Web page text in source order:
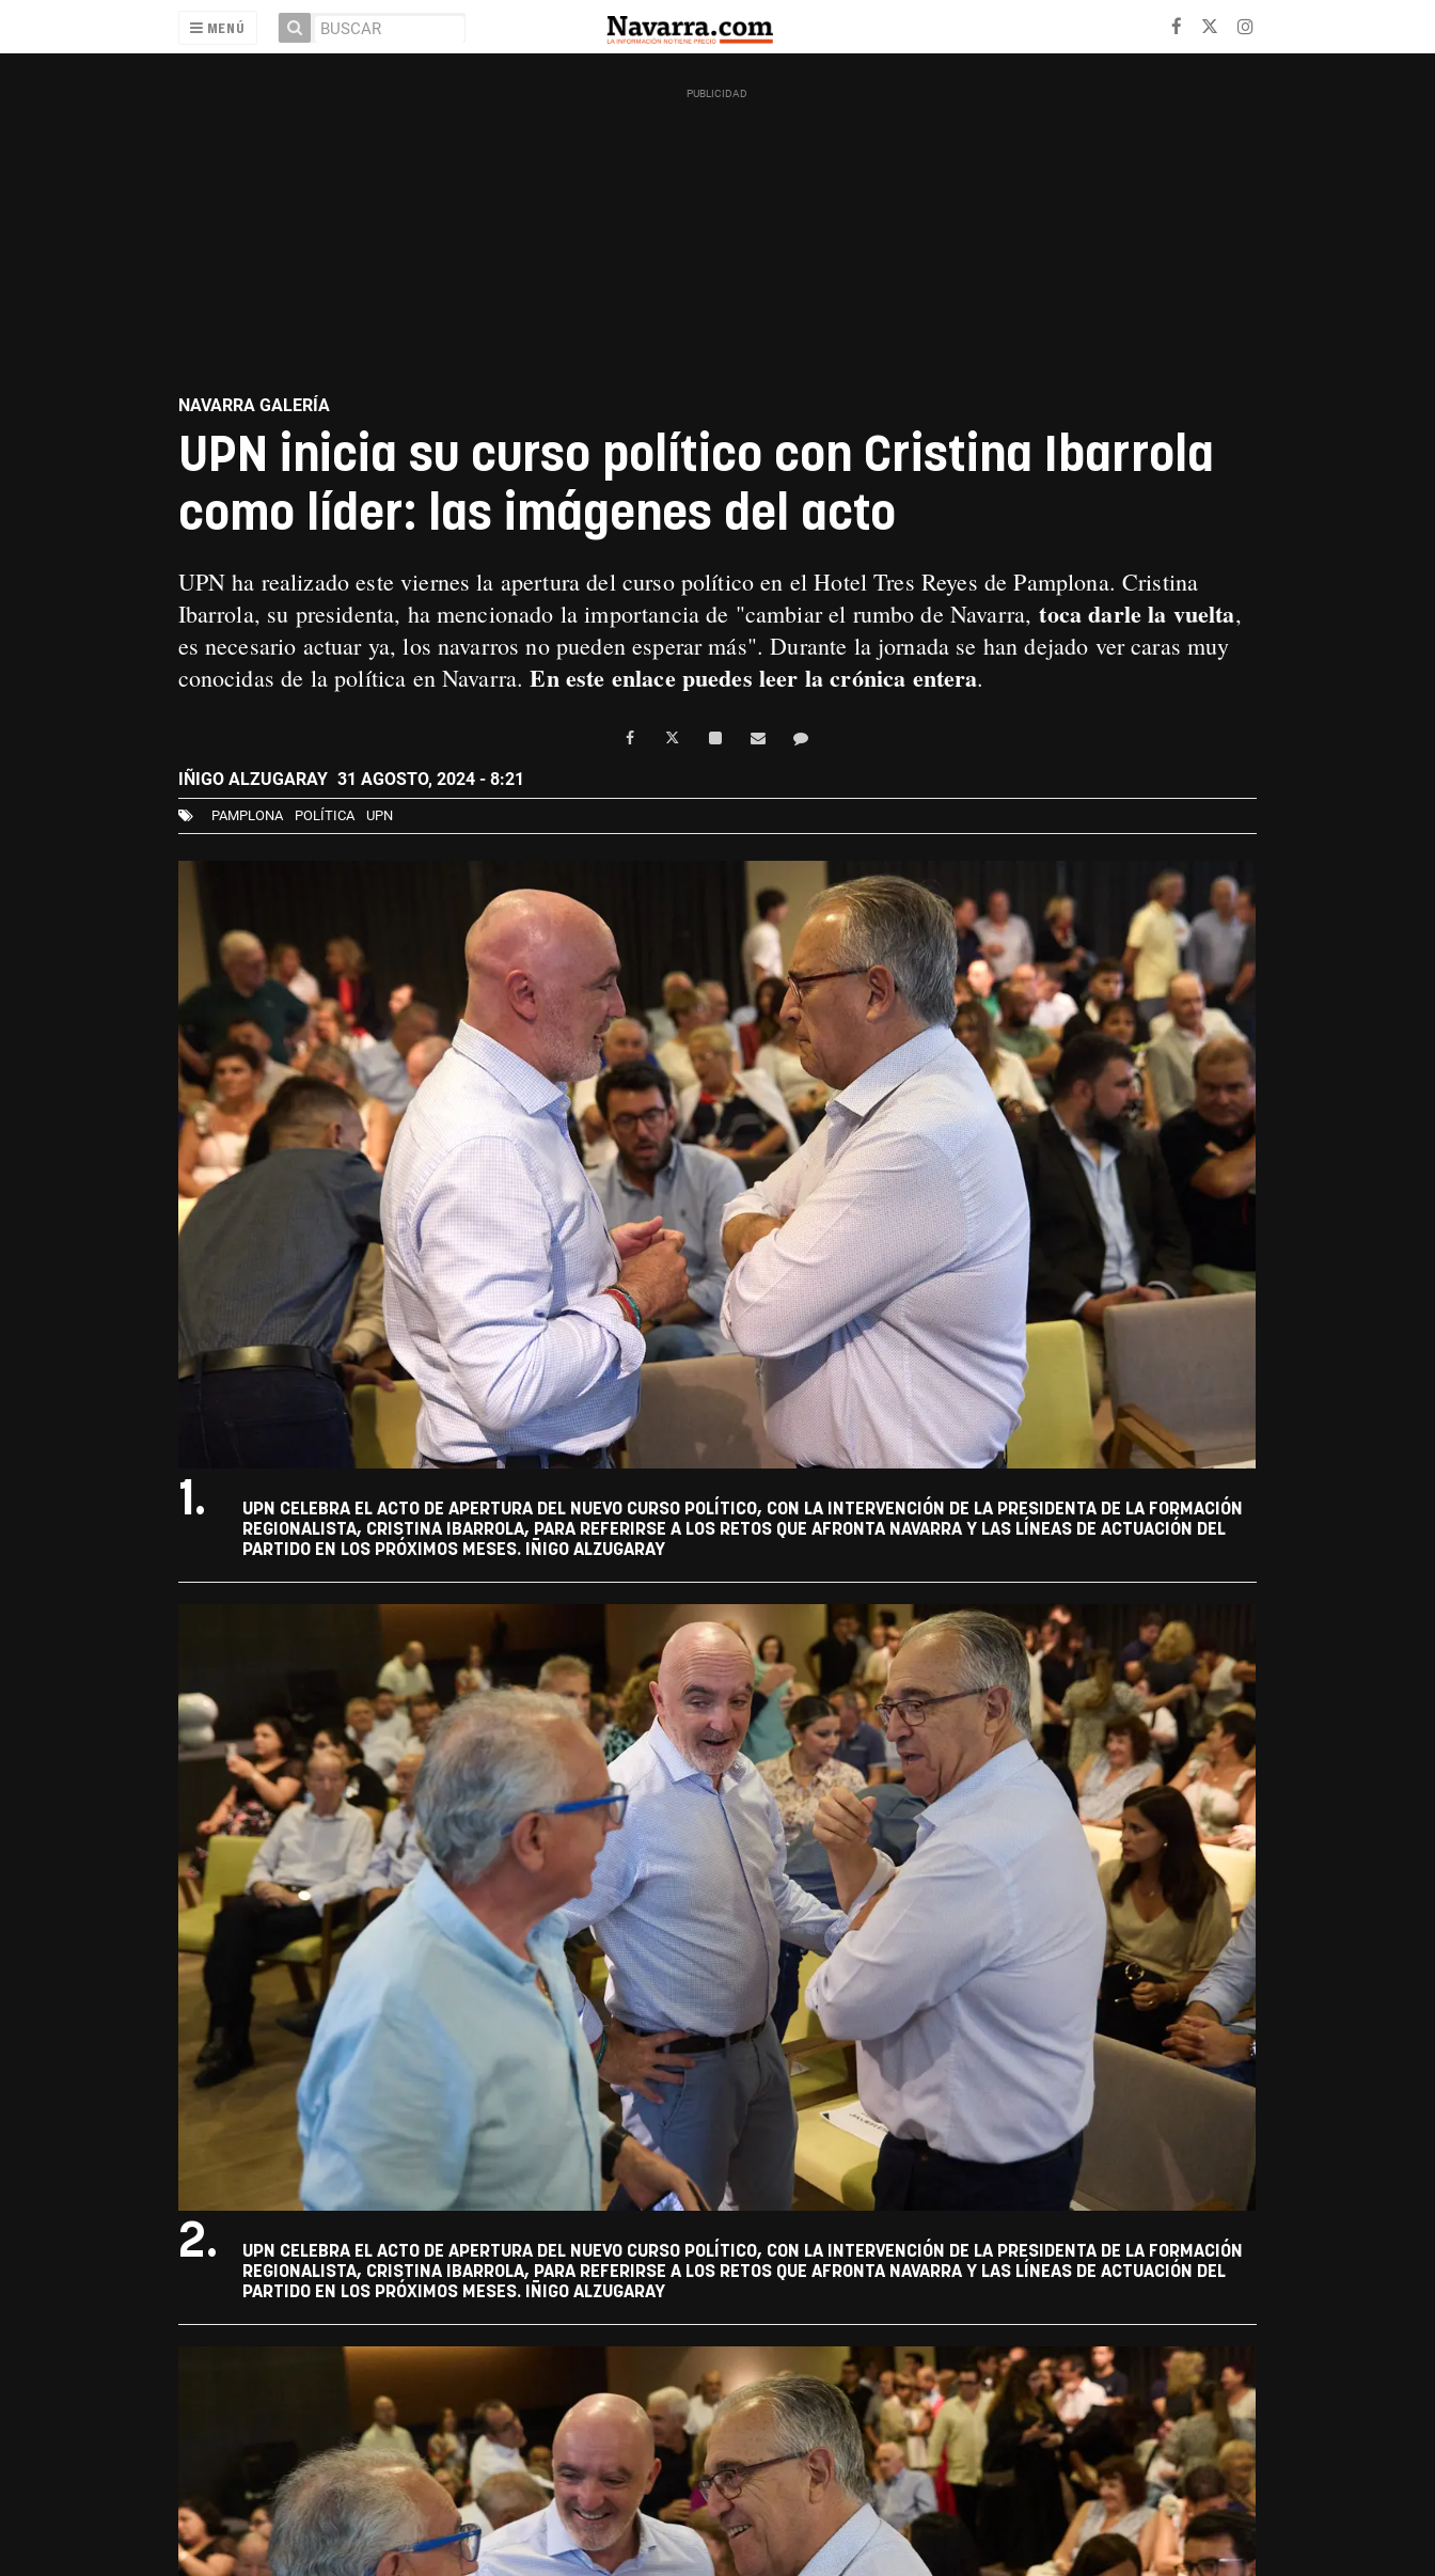
MENÚ
NAVARRA GALERÍA
UPN inicia su curso político con Cristina Ibarrola
como líder: las imágenes del acto
UPN ha realizado este viernes la apertura del curso político en el Hotel Tres Reyes de Pamplona. Cristina
Ibarrola, su presidenta, ha mencionado la importancia de "cambiar el rumbo de Navarra, toca darle la vuelta,
es necesario actuar ya, los navarros no pueden esperar más". Durante la jornada se han dejado ver caras muy
conocidas de la política en Navarra.En este enlace puedes leer la crónica entera.
IÑIGO ALZUGARAY 31 AGOSTO, 2024 - 8:21
PAMPLONA POLÍTICA UPN
1.
UPN CELEBRA EL ACTO DE APERTURA DEL NUEVO CURSO POLÍTICO, CON LA INTERVENCIÓN DE LA PRESIDENTA DE LA FORMACIÓN
REGIONALISTA, CRISTINA IBARROLA, PARA REFERIRSE A LOS RETOS QUE AFRONTA NAVARRA Y LAS LÍNEAS DE ACTUACIÓN DEL
PARTIDO EN LOS PRÓXIMOS MESES. IÑIGO ALZUGARAY
2.
UPN CELEBRA EL ACTO DE APERTURA DEL NUEVO CURSO POLÍTICO, CON LA INTERVENCIÓN DE LA PRESIDENTA DE LA FORMACIÓN
REGIONALISTA, CRISTINA IBARROLA, PARA REFERIRSE A LOS RETOS QUE AFRONTA NAVARRA Y LAS LÍNEAS DE ACTUACIÓN DEL
PARTIDO EN LOS PRÓXIMOS MESES. IÑIGO ALZUGARAY